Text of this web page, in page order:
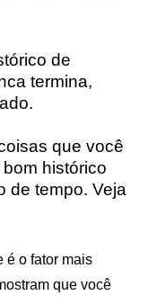
de
termina,
que você
histórico
de tempo. Veja
é o fator mais
que você